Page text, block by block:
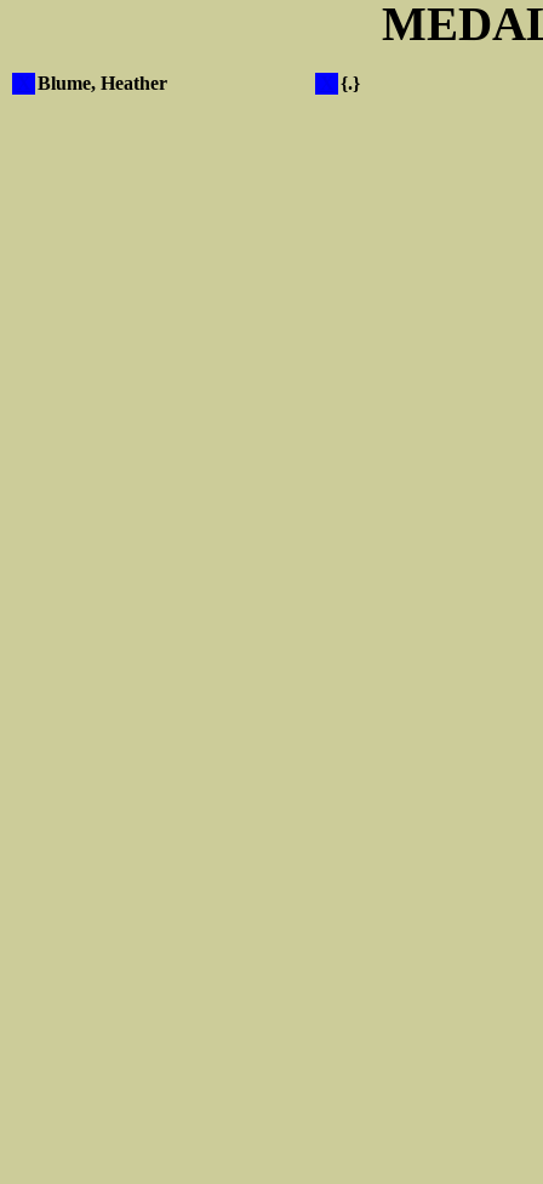
Blume, Heather {.}